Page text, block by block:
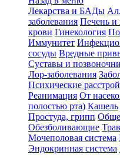
Лекарства и БАДы
заболевания Печень и
крови Гинекология
Иммунитет
сосуды Вредные
Суставы и
Лор-заболевания
Психические
Реанимация От
полостью рта) Кашель
Простуда, грипп
Обезболивающие
Мочеполовая система
Эндокринная система